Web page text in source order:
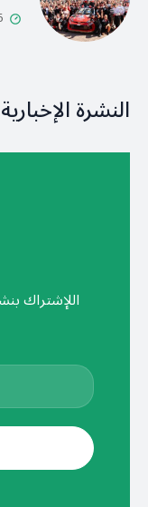
6
النشرة الإخبارية
اللإشتراك